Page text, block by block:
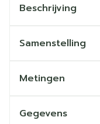
Beschrijving
Samenstelling
Metingen
Gegevens